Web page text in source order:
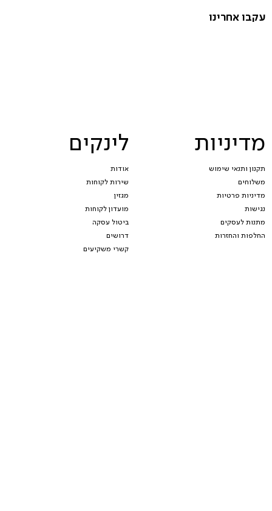
מדיניות
תקנון ותנאי שימוש
משלוחים
מדיניות פרטיות
נגישות
מתנות לעסקים
החלפות והחזרות
לינקים
אודות
שירות לקוחות
מגזין
מועדון לקוחות
ביטול עסקה
דרושים
קשרי משקיעים
עקבו אחרינו